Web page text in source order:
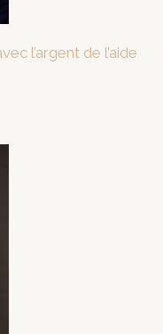
l’argent de l’aide